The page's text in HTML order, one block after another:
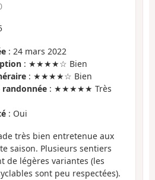
: 24 mars 2022
: ★★★★☆ Bien
: ★★★★☆ Bien
: ★★★★★ Très
: Oui
très bien entretenue aux
saison. Plusieurs sentiers
de légères variantes (les
sont peu respectées).